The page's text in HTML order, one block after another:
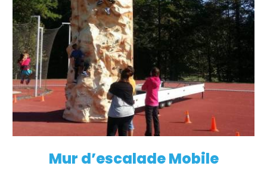
EN SAVOIR PLUS
Mur d’escalade Mobile